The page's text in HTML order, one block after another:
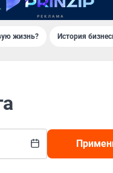
жизнь? История